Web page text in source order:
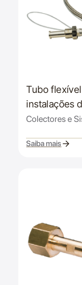
Tubo
instalações
Colectores e
Saiba mais